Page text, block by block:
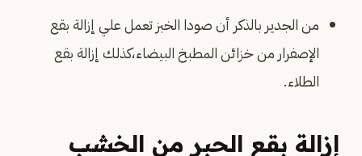
من الجدير بالذكر أن صودا الخبز تعمل علي إزالة بقع
الإصفرار من خزائن المطبخ البيضاء،كذلك إزالة بقع
الطلاء.
إزالة بقع الحبر من الخشب